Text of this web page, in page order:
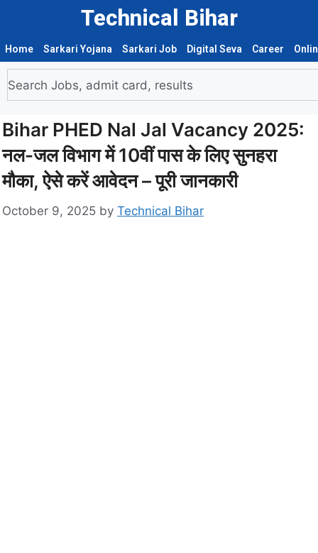
Technical Bihar
Home Sarkari Yojana Sarkari Job Digital Seva Career
Bihar PHED Nal Jal Vacancy 2025:
नल-जल विभाग में 10वीं पास के लिए सुनहरा
मौका, ऐसे करें आवेदन – पूरी जानकारी
October 9, 2025 by Technical Bihar